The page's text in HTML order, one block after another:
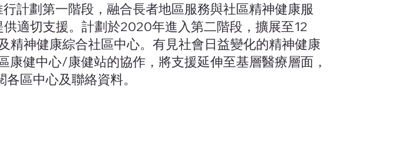
計劃第一階段，融合長者地區服務與社區精神健康服
適切支援。計劃於2020年進入第二階段，擴展至12
神健康綜合社區中心。有見社會日益變化的精神健康
健中心/康健站的協作，將支援延伸至基層醫療層面，
區中心及聯絡資料。